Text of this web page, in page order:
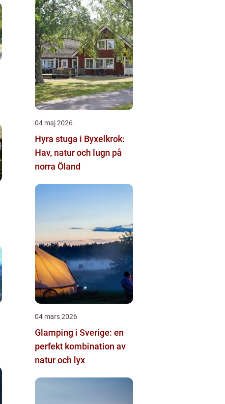
04 maj 2026
Hyra stuga i Byxelkrok:
Hav, natur och lugn på
norra Öland
04 mars 2026
Glamping i Sverige: en
perfekt kombination av
natur och lyx